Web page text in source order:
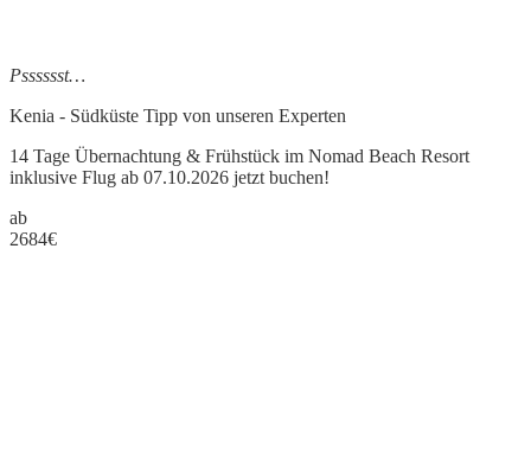
Psssssst…
Kenia - Südküste Tipp von unseren Experten
14 Tage Übernachtung & Frühstück im Nomad Beach Resort
inklusive Flug ab 07.10.2026 jetzt buchen!
ab
2684€